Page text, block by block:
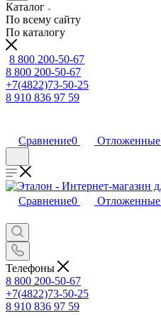
Каталог
По всему сайту
По каталогу
8 800 200-50-67
8 800 200-50-67
+7(4822)73-50-25
8 910 836 97 59
Сравнение0 Отложенные
Сравнение0 Отложенные
Телефоны
8 800 200-50-67
+7(4822)73-50-25
8 910 836 97 59